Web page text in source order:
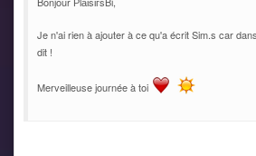
Je n'ai rien à ajouter à ce qu'a écrit Sim.s car
dit !
Merveilleuse journée à toi